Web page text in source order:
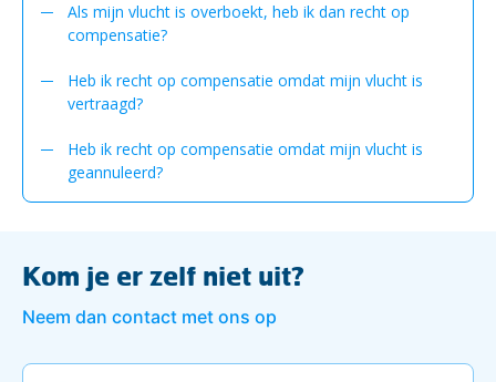
Als mijn vlucht is overboekt, heb ik dan recht op
compensatie?
Heb ik recht op compensatie omdat mijn vlucht is
vertraagd?
Heb ik recht op compensatie omdat mijn vlucht is
geannuleerd?
Kom je er zelf niet uit?
Neem dan contact met ons op